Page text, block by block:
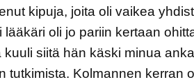
kipuja, joita oli vaikea
oli jo pariin kertaan
siitä hän käski minua
tutkimista. Kolmannen kerran